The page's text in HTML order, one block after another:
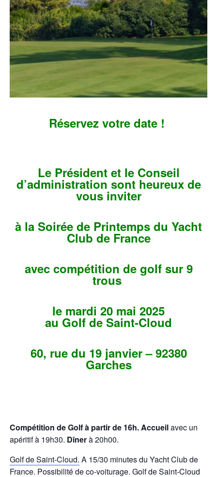
Réservez votre date !
Le Président et le Conseil
d’administration sont heureux de
vous inviter
à la Soirée de Printemps du Yacht
Club de France
avec compétition de golf sur 9
trous
le mardi 20 mai 2025
au Golf de Saint-Cloud
60, rue du 19 janvier – 92380
Garches
Compétition de Golf à partir de 16h. Accueilavec un
apéritif à 19h30. Dînerà 20h00.
Golf de Saint-Cloud. A 15/30 minutes du Yacht Club de
France. Possibilité de co-voiturage. Golf de Saint-Cloud